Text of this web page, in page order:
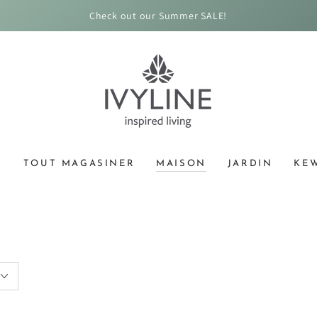
Check out our Summer SALE!
TOUT MAGASINER MAISON JARDIN